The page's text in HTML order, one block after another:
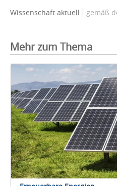
Wissenschaft aktuell gemäß
Mehr zum Thema